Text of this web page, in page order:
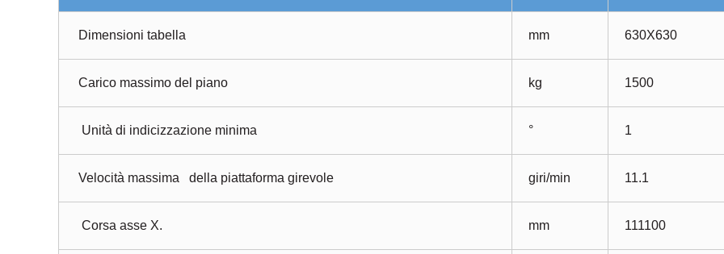
Dimensioni tabella mm 630X630
Carico massimo del piano kg 1500
Unità di indicizzazione minima ° 1
Velocità massima della piattaforma girevole giri/min 11.1
Corsa asse X. mm 111100